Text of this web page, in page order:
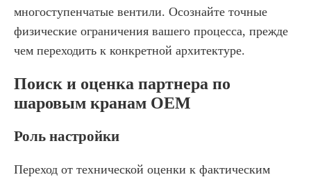
многоступенчатые вентили. Осознайте точные
физические ограничения вашего процесса, прежде
чем переходить к конкретной архитектуре.
Поиск и оценка партнера по
шаровым кранам OEM
Роль настройки
Переход от технической оценки к фактическим